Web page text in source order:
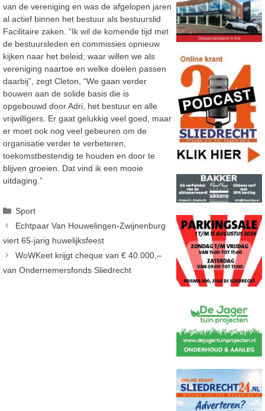
van de vereniging en was de afgelopen jaren
al actief binnen het bestuur als bestuurslid
Facilitaire zaken. “Ik wil de komende tijd met
de bestuursleden en commissies opnieuw
kijken naar het beleid; waar willen we als
vereniging naartoe en welke doelen passen
daarbij”, zegt Cleton, “We gaan verder
bouwen aan de solide basis die is
opgebouwd door Adri, het bestuur en alle
vrijwilligers. Er gaat gelukkig veel goed, maar
er moet ook nog veel gebeuren om de
organisatie verder te verbeteren,
toekomstbestendig te houden en door te
blijven groeien. Dat vind ik een mooie
uitdaging.”
Categorieën
Sport
Echtpaar Van Houwelingen-Zwijnenburg
viert 65-jarig huwelijksfeest
WoWKeet krijgt cheque van € 40.000,–
van Ondernemersfonds Sliedrecht